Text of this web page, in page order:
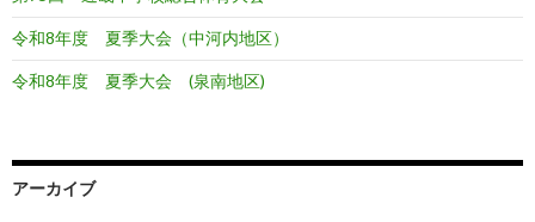
令和8年度 夏季大会（中河内地区）
令和8年度 夏季大会 (泉南地区)
アーカイブ